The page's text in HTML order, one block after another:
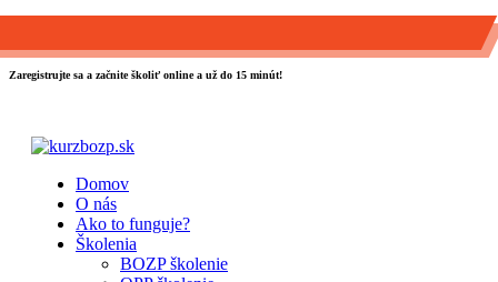
Zaregistrujte sa a začnite školiť online a už do 15 minút!
Domov
O nás
Ako to funguje?
Školenia
BOZP školenie